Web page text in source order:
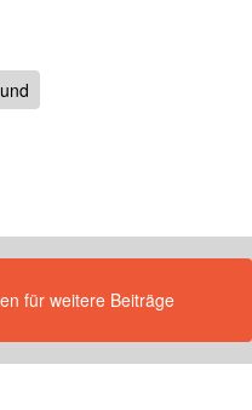
für weitere Beiträge